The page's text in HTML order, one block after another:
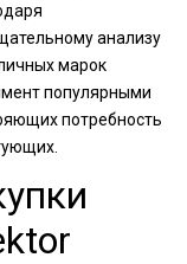
анализу
марок
популярными
потребность